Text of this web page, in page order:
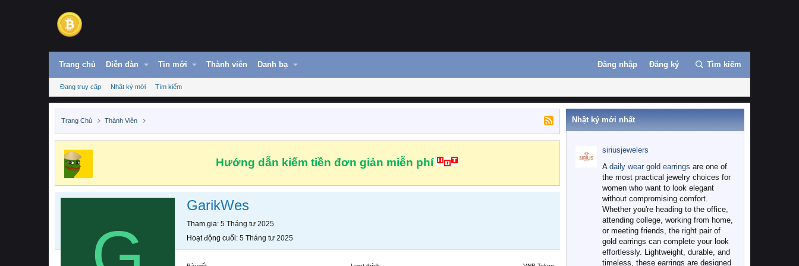
Trang chủ Diễn đàn Tin mới Thành viên Danh bạ Đăng nhập Đăng ký Tìm kiếm
Đang truy cập Nhật ký mới Tìm kiếm
Trang Chủ Thành Viên
Hướng dẫn kiếm tiền đơn giản miễn phí
GarikWes
Tham gia 5 Tháng tư 2025
Hoạt động cuối 5 Tháng tư 2025
Nhật ký mới nhất
siriusjewelers
A daily wear gold earrings are one of
the most practical jewelry choices for
women who want to look elegant
without compromising comfort.
Whether you're heading to the office,
attending college, working from home,
or meeting friends, the right pair of
gold earrings can complete your look
effortlessly. Lightweight, durable, and
timeless, these earrings are designed